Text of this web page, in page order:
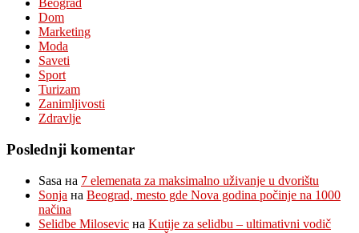
Beograd
Dom
Marketing
Moda
Saveti
Sport
Turizam
Zanimljivosti
Zdravlje
Poslednji komentar
Sasa на 7 elemenata za maksimalno uživanje u dvorištu
Sonja на Beograd, mesto gde Nova godina počinje na 1000
načina
Selidbe Milosevic на Kutije za selidbu – ultimativni vodič